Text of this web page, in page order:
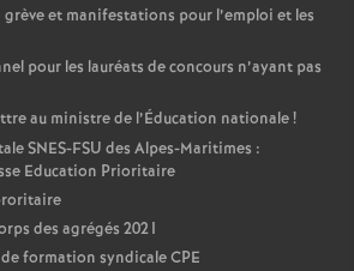
et manifestations pour l’emploi et les
pour les lauréats de concours n’ayant pas
au ministre de l’Éducation nationale!
SNES-FSU des Alpes-Maritimes :
Education Prioritaire
des agrégés 2021
formation syndicale CPE